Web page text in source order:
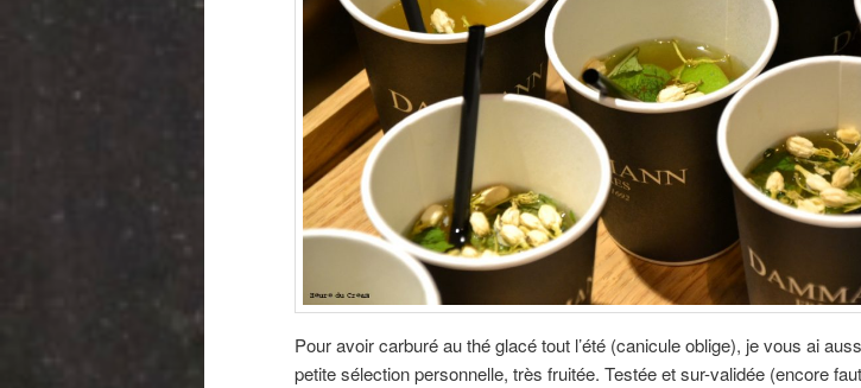
Pour avoir carburé au thé glacé tout l’été (canicule oblige), je vous ai
petite sélection personnelle, très fruitée. Testée et sur-validée (encore